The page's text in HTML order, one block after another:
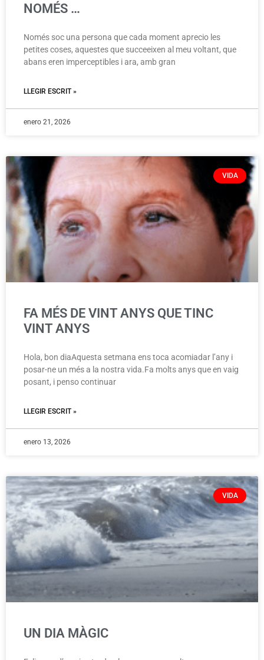
NOMÉS …
Només soc una persona que cada moment aprecio les
petites coses, aquestes que succeeixen al meu voltant, que
abans eren imperceptibles i ara, amb gran
LLEGIR ESCRIT »
enero 21, 2026
VIDA
FA MÉS DE VINT ANYS QUE TINC
VINT ANYS
Hola, bon diaAquesta setmana ens toca acomiadar l’any i
posar-ne un més a la nostra vida.Fa molts anys que en vaig
posant, i penso continuar
LLEGIR ESCRIT »
enero 13, 2026
VIDA
UN DIA MÀGIC